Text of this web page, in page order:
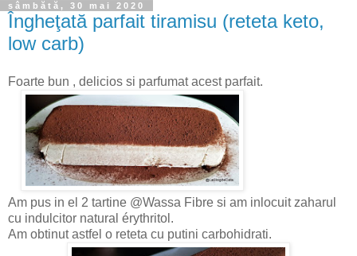
sâmbătă, 30 mai 2020
Îngheţată parfait tiramisu (reteta keto,
low carb)
Foarte bun , delicios si parfumat acest parfait.
Am pus in el 2 tartine @Wassa Fibre si am inlocuit zaharul
cu indulcitor natural érythritol.
Am obtinut astfel o reteta cu putini carbohidrati.